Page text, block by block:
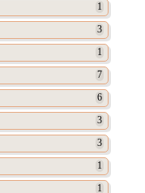
1
3
1
7
6
3
3
1
1